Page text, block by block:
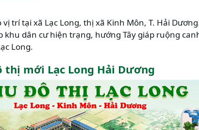
trí tại xã Lạc Long, thị xã Kinh Môn, T. Hải
khu dân cư hiện trạng, hướng Tây giáp ruộng
Long.
thị mới Lạc Long Hải Dương